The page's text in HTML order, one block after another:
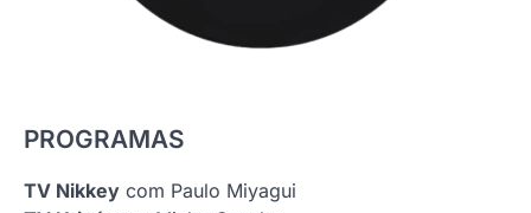
PROGRAMAS
TV Nikkey com Paulo Miyagui